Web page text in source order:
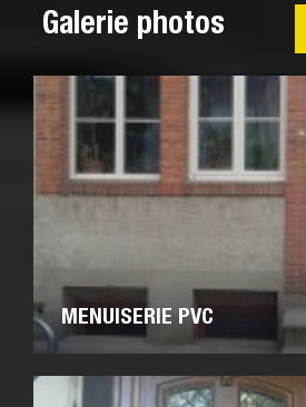
Galerie photos
MENUISERIE PVC